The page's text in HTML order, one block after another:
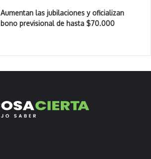
Aumentan las jubilaciones y oficializan
bono previsional de hasta $70.000